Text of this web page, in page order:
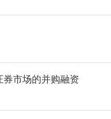
券市场的并购融资